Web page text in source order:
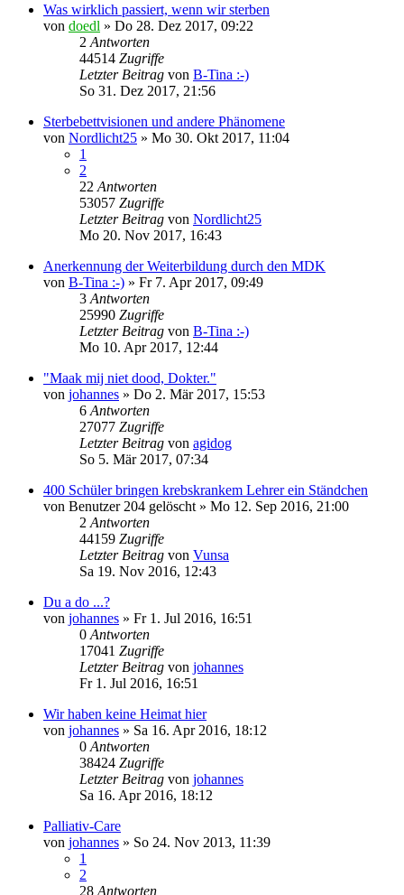
Was wirklich passiert, wenn wir sterben
von doedl » Do 28. Dez 2017, 09:22
2 Antworten
44514 Zugriffe
Letzter Beitrag von B-Tina :-)
So 31. Dez 2017, 21:56
Sterbebettvisionen und andere Phänomene
von Nordlicht25 » Mo 30. Okt 2017, 11:04
1
2
22 Antworten
53057 Zugriffe
Letzter Beitrag von Nordlicht25
Mo 20. Nov 2017, 16:43
Anerkennung der Weiterbildung durch den MDK
von B-Tina :-) » Fr 7. Apr 2017, 09:49
3 Antworten
25990 Zugriffe
Letzter Beitrag von B-Tina :-)
Mo 10. Apr 2017, 12:44
"Maak mij niet dood, Dokter."
von johannes » Do 2. Mär 2017, 15:53
6 Antworten
27077 Zugriffe
Letzter Beitrag von agidog
So 5. Mär 2017, 07:34
400 Schüler bringen krebskrankem Lehrer ein Ständchen
von Benutzer 204 gelöscht » Mo 12. Sep 2016, 21:00
2 Antworten
44159 Zugriffe
Letzter Beitrag von Vunsa
Sa 19. Nov 2016, 12:43
Du a do ...?
von johannes » Fr 1. Jul 2016, 16:51
0 Antworten
17041 Zugriffe
Letzter Beitrag von johannes
Fr 1. Jul 2016, 16:51
Wir haben keine Heimat hier
von johannes » Sa 16. Apr 2016, 18:12
0 Antworten
38424 Zugriffe
Letzter Beitrag von johannes
Sa 16. Apr 2016, 18:12
Palliativ-Care
von johannes » So 24. Nov 2013, 11:39
1
2
28 Antworten